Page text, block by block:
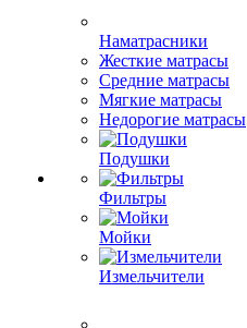
Наматрасники
Жесткие матрасы
Средние матрасы
Мягкие матрасы
Недорогие матрасы
Подушки
Фильтры
Мойки
Измельчители